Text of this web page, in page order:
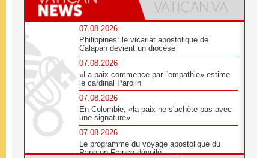
07.08.2026
Philippines: le vicariat apostolique de
Calapan devient un diocèse
07.08.2026
«La paix commence par l'empathie» estime
le cardinal Parolin
07.08.2026
En Colombie, «la paix ne s'achète pas avec
une signature»
07.08.2026
Le programme du voyage apostolique du
Pape en France dévoilé